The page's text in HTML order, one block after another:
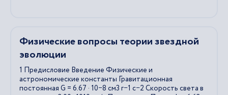
Физические вопросы теории звездной
эволюции
1 Предисловие Введение Физические и
астрономические константы Гравитационная
постоянная G = 6.67 · 10−8 см3 г−1 с−2 Скорость света в